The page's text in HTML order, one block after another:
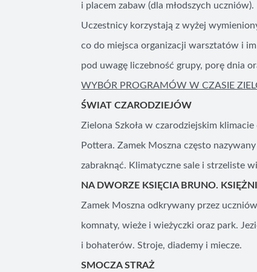
i placem zabaw (dla młodszych uczniów).
Uczestnicy korzystają z wyżej
co do miejsca organizacji warsztatów i
pod uwagę liczebność grupy, porę dnia
WYBÓR PROGRAMÓW W CZASIE
ŚWIAT CZARODZIEJÓW
Zielona Szkoła w czarodziejskim
Pottera. Zamek Moszna często
zabraknąć. Klimatyczne sale i strzeliste
NA DWORZE KSIĘCIA BRUNO.
Zamek Moszna odkrywany przez
komnaty, wieże i wieżyczki oraz park.
i bohaterów. Stroje, diademy i miecze.
SMOCZA STRAŻ